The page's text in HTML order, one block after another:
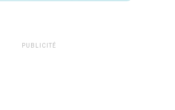
PUBLICITÉ